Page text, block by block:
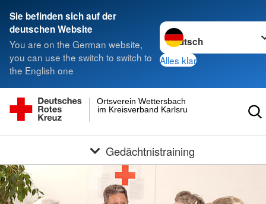
Sie befinden sich auf der
deutschen Website
You are on the German website,
you can use the switch to switch to
the English one
Sprache wechseln zu
Alles klar
im Kreisverband Karlsruhe e.V.
Ortsverein Wettersbach
Gedächtnistraining